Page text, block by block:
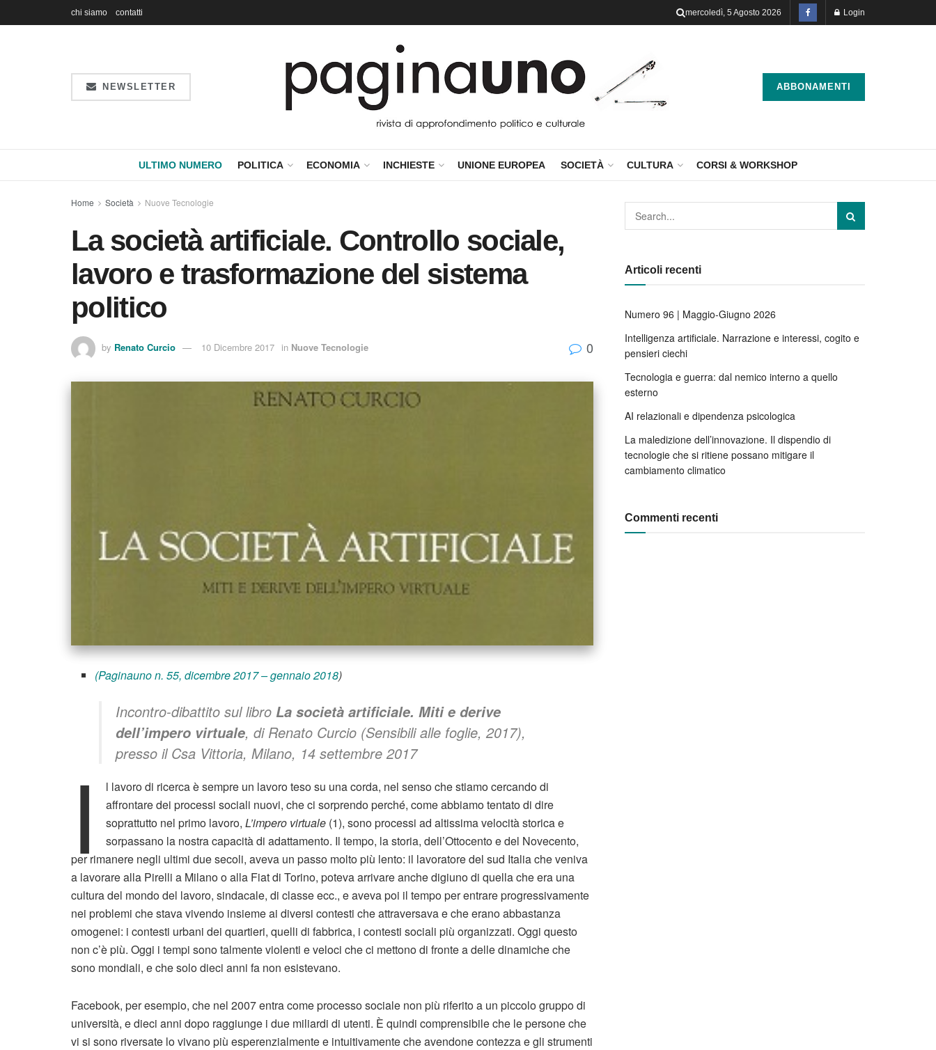
chi siamo contatti mercoledì, 5 Agosto 2026 Login
NEWSLETTER ABBONAMENTI
ULTIMO NUMERO POLITICA ECONOMIA INCHIESTE UNIONE EUROPEA SOCIETÀ CULTURA CORSI & WORKSHOP
Home Società Nuove Tecnologie
La società artificiale. Controllo sociale,
lavoro e trasformazione del sistema
politico
by Renato Curcio 10 Dicembre 2017 in Nuove Tecnologie 0
(Paginauno n. 55, dicembre 2017 – gennaio 2018)
Incontro-dibattito sul libro La società artificiale. Miti e derive
dell’impero virtuale, di Renato Curcio (Sensibili alle foglie, 2017),
presso il Csa Vittoria, Milano, 14 settembre 2017
I
l lavoro di ricerca è sempre un lavoro teso su una corda, nel senso che stiamo cercando di
affrontare dei processi sociali nuovi, che ci sorprendo perché, come abbiamo tentato di dire
soprattutto nel primo lavoro, L’impero virtuale (1), sono processi ad altissima velocità storica e
sorpassano la nostra capacità di adattamento. Il tempo, la storia, dell’Ottocento e del Novecento,
per rimanere negli ultimi due secoli, aveva un passo molto più lento: il lavoratore del sud Italia che veniva
a lavorare alla Pirelli a Milano o alla Fiat di Torino, poteva arrivare anche digiuno di quella che era una
cultura del mondo del lavoro, sindacale, di classe ecc., e aveva poi il tempo per entrare progressivamente
nei problemi che stava vivendo insieme ai diversi contesti che attraversava e che erano abbastanza
omogenei: i contesti urbani dei quartieri, quelli di fabbrica, i contesti sociali più organizzati. Oggi questo
non c’è più. Oggi i tempi sono talmente violenti e veloci che ci mettono di fronte a delle dinamiche che
sono mondiali, e che solo dieci anni fa non esistevano.
Facebook, per esempio, che nel 2007 entra come processo sociale non più riferito a un piccolo gruppo di
università, e dieci anni dopo raggiunge i due miliardi di utenti. È quindi comprensibile che le persone che
vi si sono riversate lo vivano più esperenzialmente e intuitivamente che avendone contezza e gli strumenti
Articoli recenti
Numero 96 | Maggio-Giugno 2026
Intelligenza artificiale. Narrazione e interessi, cogito e
pensieri ciechi
Tecnologia e guerra: dal nemico interno a quello
esterno
AI relazionali e dipendenza psicologica
La maledizione dell’innovazione. Il dispendio di
tecnologie che si ritiene possano mitigare il
cambiamento climatico
Commenti recenti